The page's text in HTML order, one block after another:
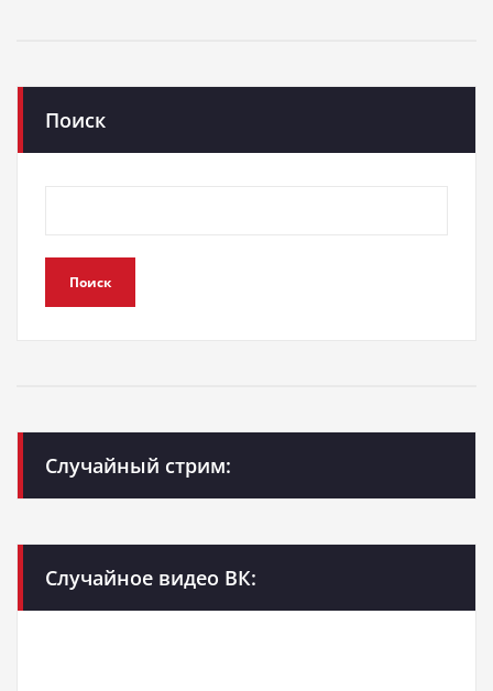
Поиск
Поиск
Случайный стрим:
Случайное видео ВК: